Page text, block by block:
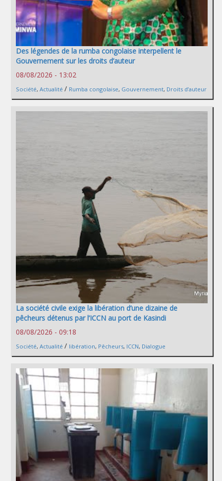
Des légendes de la rumba congolaise interpellent le
Gouvernement sur les droits d’auteur
08/08/2026 - 13:02
Société, Actualité / Rumba congolaise, Gouvernement, Droits d’auteur
La société civile exige la libération d’une dizaine de
pêcheurs détenus par l’ICCN au port de Kasindi
08/08/2026 - 09:18
Société, Actualité / libération, Pêcheurs, ICCN, Dialogue